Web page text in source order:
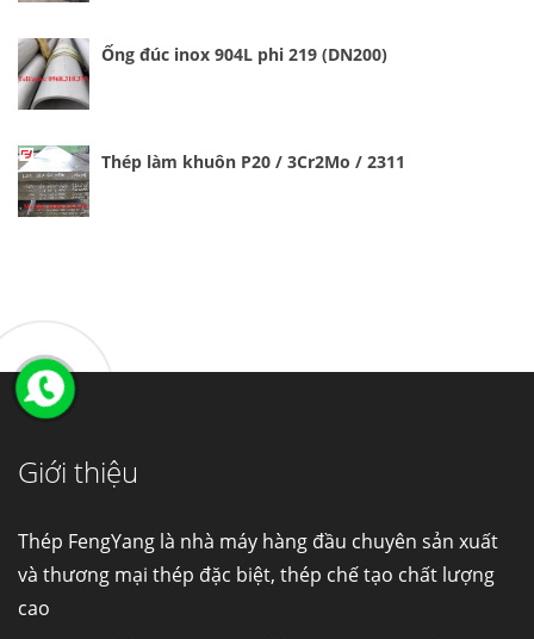
Ống đúc inox 904L phi 219 (DN200)
Thép làm khuôn P20 / 3Cr2Mo / 2311
Giới thiệu
Thép FengYang là nhà máy hàng đầu chuyên sản xuất
và thương mại thép đặc biệt, thép chế tạo chất lượng
cao
Ống đúc kéo nguội là gì? Ống...